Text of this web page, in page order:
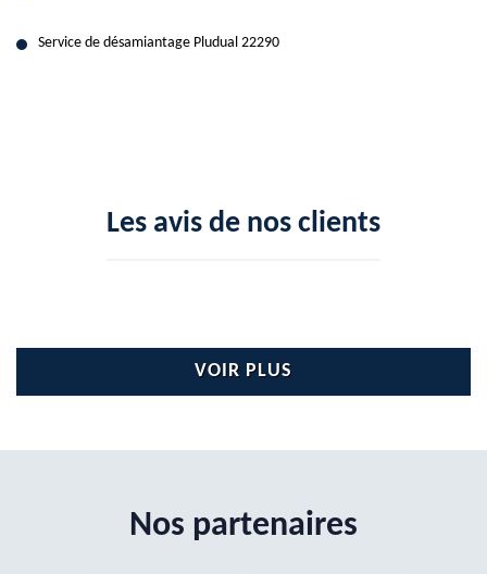
Service de désamiantage Pludual 22290
Les avis de nos clients
VOIR PLUS
Nos partenaires